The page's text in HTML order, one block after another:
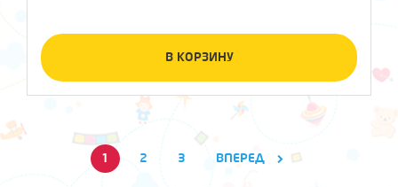
В КОРЗИНУ
1 2 3 ВПЕРЕД